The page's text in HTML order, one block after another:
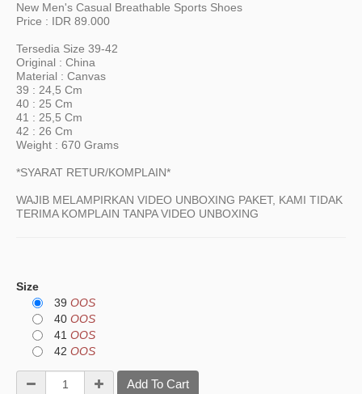
New Men's Casual Breathable Sports Shoes
Price : IDR 89.000
Tersedia Size 39-42
Original : China
Material : Canvas
39 : 24,5 Cm
40 : 25 Cm
41 : 25,5 Cm
42 : 26 Cm
Weight : 670 Grams
*SYARAT RETUR/KOMPLAIN*
WAJIB MELAMPIRKAN VIDEO UNBOXING PAKET, KAMI TIDAK
TERIMA KOMPLAIN TANPA VIDEO UNBOXING
Size
39 OOS
40 OOS
41 OOS
42 OOS
Add To Cart